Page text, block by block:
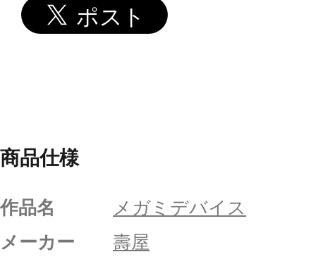
商品仕様
作品名
メガミデバイス
メーカー
壽屋